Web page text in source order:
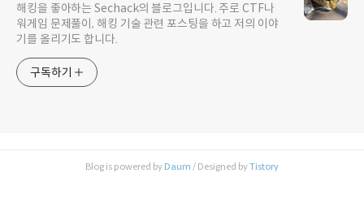
해킹을 좋아하는 Sechack의 블로그입니다. 주로 CTF나
워게임 문제풀이, 해킹 기술 관련 포스팅을 하고 저의 이야
기를 올리기도 합니다.
구독하기
Blog is powered by Daum / Designed byTistory